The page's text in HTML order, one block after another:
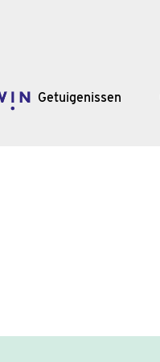
Getuigenissen